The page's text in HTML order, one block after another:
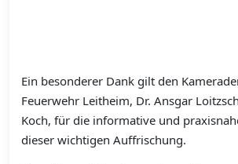
Ein besonderer Dank gilt den
Feuerwehr Leitheim, Dr. Ansgar
Koch, für die informative und
dieser wichtigen Auffrischung.